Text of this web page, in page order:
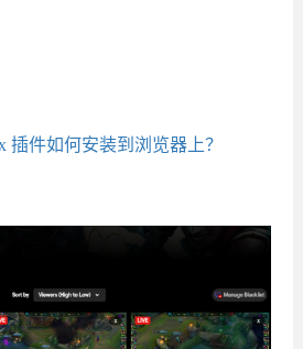
插件如何安装到浏览器上？